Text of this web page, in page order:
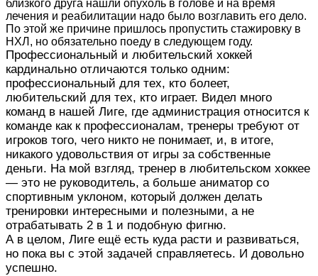
близкого друга нашли опухоль в голове и на время
лечения и реабилитации надо было возглавить его дело.
По этой же причине пришлось пропустить стажировку в
НХЛ, но обязательно поеду в следующем году.
Профессиональный и любительский хоккей
кардинально отличаются только одним:
профессиональный для тех, кто болеет,
любительский для тех, кто играет. Видел много
команд в нашей Лиге, где администрация относится к
команде как к профессионалам, тренеры требуют от
игроков того, чего никто не понимает, и, в итоге,
никакого удовольствия от игры за собственные
деньги. На мой взгляд, тренер в любительском хоккее
— это не руководитель, а больше аниматор со
спортивным уклоном, который должен делать
тренировки интересными и полезными, а не
отрабатывать 2 в 1 и подобную фигню.
А в целом, Лиге ещё есть куда расти и развиваться,
но пока вы с этой задачей справляетесь. И довольно
успешно.